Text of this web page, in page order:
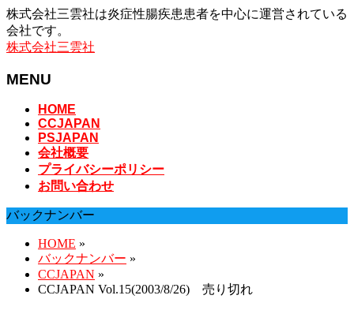
株式会社三雲社は炎症性腸疾患患者を中心に運営されている
会社です。
株式会社三雲社
MENU
ば
す
HOME
CCJAPAN
PSJAPAN
会社概要
プライバシーポリシー
お問い合わせ
バックナンバー
HOME »
バックナンバー »
CCJAPAN »
CCJAPAN Vol.15(2003/8/26) 売り切れ